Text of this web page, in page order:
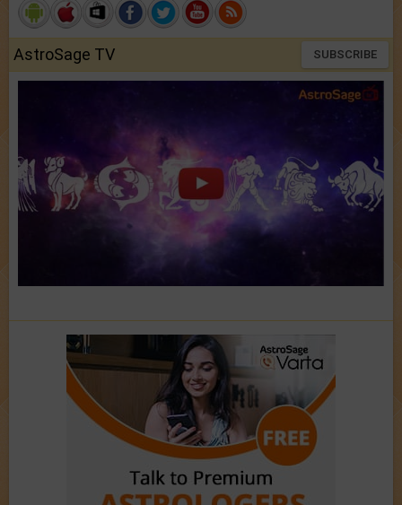
AstroSage TV SUBSCRIBE